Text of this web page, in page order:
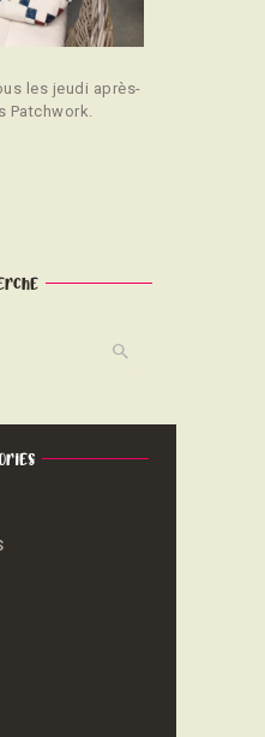
les jeudi après-
Patchwork.